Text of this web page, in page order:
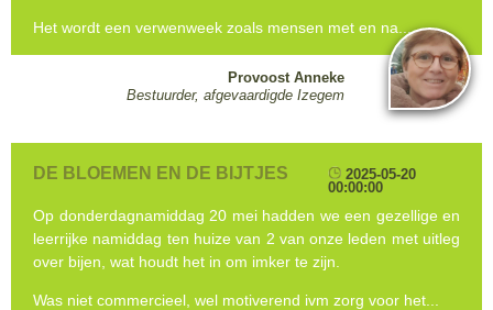
Het wordt een verwenweek zoals mensen met en na...
Provoost Anneke
Bestuurder, afgevaardigde Izegem
DE BLOEMEN EN DE BIJTJES
Op donderdagnamiddag 20 mei hadden we een gezellige en
leerrijke namiddag ten huize van 2 van onze leden met uitleg
over bijen, wat houdt het in om imker te zijn.
Was niet commercieel, wel motiverend ivm zorg voor het...
2025-05-20
00:00:00